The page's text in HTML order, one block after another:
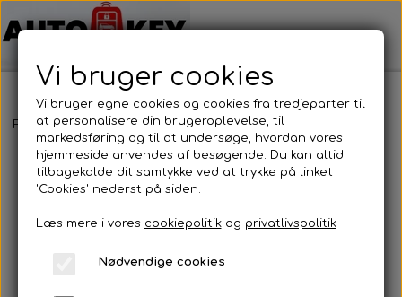
Forside Batteri Cr1225
Vi bruger cookies
Vi bruger egne cookies og cookies fra tredjeparter til
at personalisere din brugeroplevelse, til
markedsføring og til at undersøge, hvordan vores
hjemmeside anvendes af besøgende. Du kan altid
tilbagekalde dit samtykke ved at trykke på linket
'Cookies' nederst på siden.
Læs mere i vores cookiepolitikog privatlivspolitik
Nødvendige cookies